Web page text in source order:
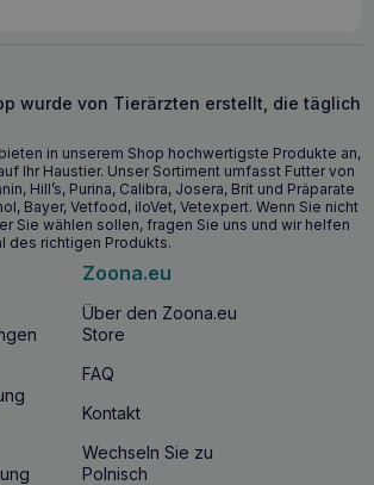
wurde von Tierärzten erstellt, die täglich
in unserem Shop hochwertigste Produkte an,
Ihr Haustier. Unser Sortiment umfasst Futter von
Hill’s, Purina, Calibra, Josera, Brit und Präparate
Bayer, Vetfood, iloVet, Vetexpert. Wenn Sie nicht
Sie wählen sollen, fragen Sie uns und wir helfen
des richtigen Produkts.
Zoona.eu
Über den Zoona.eu
Store
FAQ
Kontakt
Wechseln Sie zu
Polnisch